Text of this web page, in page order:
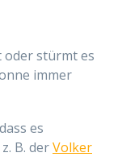
oder stürmt es
immer
es
B. derVolker